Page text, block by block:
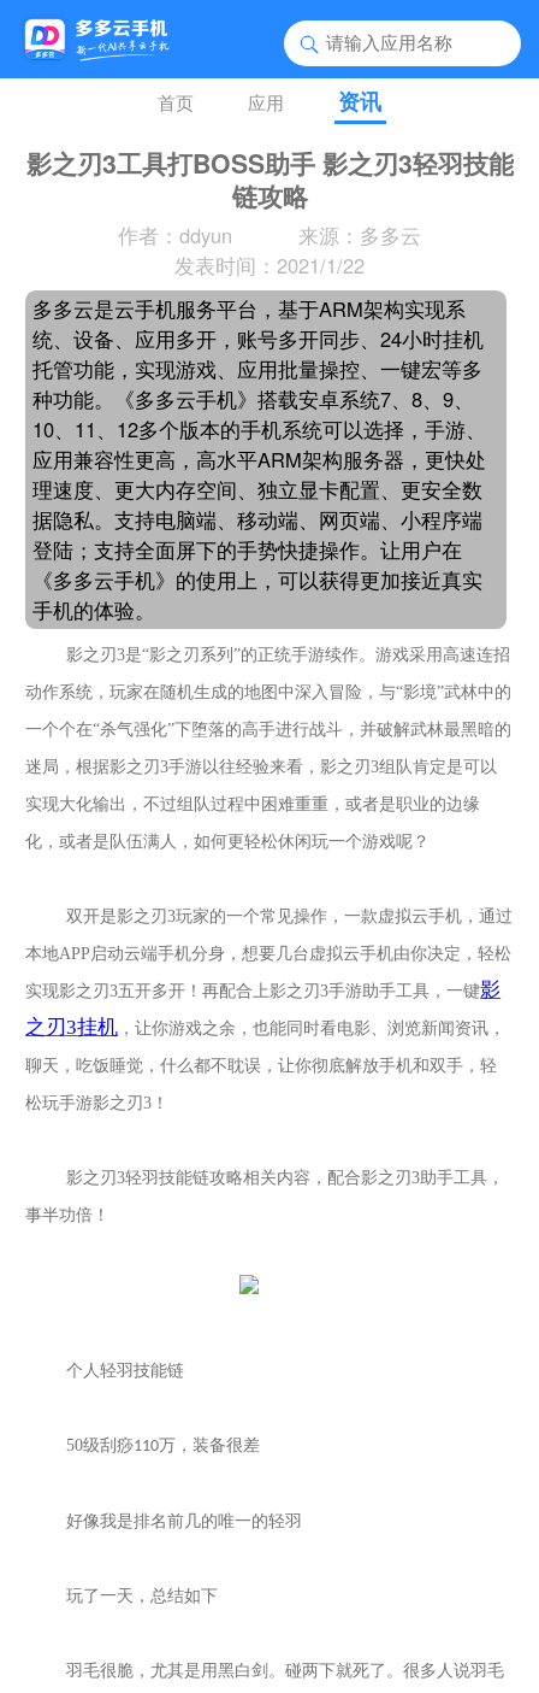
首页 应用 资讯
影之刃3工具打BOSS助手 影之刃3轻羽技能
链攻略
作者：ddyun
来源：多多云
发表时间：2021/1/22
多多云是云手机服务平台，基于ARM架构实现系
统、设备、应用多开，账号多开同步、24小时挂机
托管功能，实现游戏、应用批量操控、一键宏等多
种功能。《多多云手机》搭载安卓系统7、8、9、
10、11、12多个版本的手机系统可以选择，手游、
应用兼容性更高，高水平ARM架构服务器，更快处
理速度、更大内存空间、独立显卡配置、更安全数
据隐私。支持电脑端、移动端、网页端、小程序端
登陆；支持全面屏下的手势快捷操作。让用户在
《多多云手机》的使用上，可以获得更加接近真实
手机的体验。
影之刃3是“影之刃系列”的正统手游续作。游戏采用高速连招
动作系统，玩家在随机生成的地图中深入冒险，与“影境”武林中的
一个个在“杀气强化”下堕落的高手进行战斗，并破解武林最黑暗的
迷局，根据影之刃3手游以往经验来看，影之刃3组队肯定是可以
实现大化输出，不过组队过程中困难重重，或者是职业的边缘
化，或者是队伍满人，如何更轻松休闲玩一个游戏呢？
双开是影之刃3玩家的一个常见操作，一款虚拟云手机，通过
本地APP 启动云端手机分身，想要几台虚拟云手机由你决定，轻松
实现影之刃3五开多开！再配合上影之刃3手游助手工具，一键影
之刃3挂机 ，让你游戏之余，也能同时看电影、浏览新闻资讯，
聊天，吃饭睡觉，什么都不耽误，让你彻底解放手机和双手，轻
松玩手游影之刃3 ！
影之刃3轻羽技能链攻略相关内容，配合影之刃3助手工具，
事半功倍！
个人轻羽技能链
50级刮痧110万，装备很差
好像我是排名前几的唯一的轻羽
玩了一天，总结如下
羽毛很脆，尤其是用黑白剑。碰两下就死了。很多人说羽毛